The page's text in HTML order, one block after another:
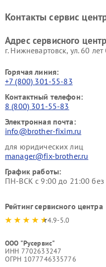
Контакты сервис
Адрес сервисного
г. Нижневартовск, ул. 60
Горячая линия:
+7 (800) 301-55-83
Контактный телефон:
8 (800) 301-55-83
Электронная почта:
info@brother-fixim.ru
для юридических лиц
manager@fix-brother.ru
График работы:
ПН-ВСК с 9:00 до 21:00
Рейтинг сервисного центра
4.9-5.0
ООО "Русервис"
ИНН 7702633247
ОГРН 1077746335776